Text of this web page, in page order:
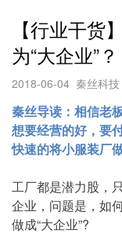
【行业干货
为“大企业”？
2018-06-04 秦丝科技
秦丝导读：相信老
想要经营的好，要
快速的将小服装厂做
工厂都是潜力股，
企业，问题是，如
做成“大企业”?